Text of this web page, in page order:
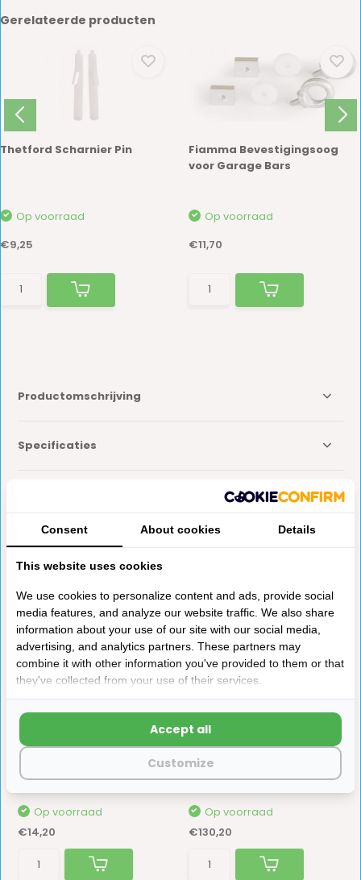
Gerelateerde producten
Thetford Scharnier Pin
Op voorraad
€9,25
Fiamma Bevestigingsoog
voor Garage Bars
Op voorraad
€11,70
Productomschrijving
Specificaties
Delen
Anderen kochten ook
Dometic Deurpaneel
Glijder CT3110/ CT4110
Op voorraad
€14,20
Pro Signaalwit 28x28cm
Dubbele Plissé
Op voorraad
€130,20
Consent About cookies Details
This website uses cookies
We use cookies to personalize content and ads, provide social
media features, and analyze our website traffic. We also share
information about your use of our site with our social media,
advertising, and analytics partners. These partners may
combine it with other information you've provided to them or that
they've collected from your use of their services.
Customize
Accept all